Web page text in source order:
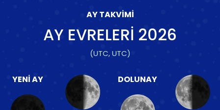
AY TAKVIMI
AY EVRELERI 2026
(UTC, UTC)
YENI AY DOLUNAY